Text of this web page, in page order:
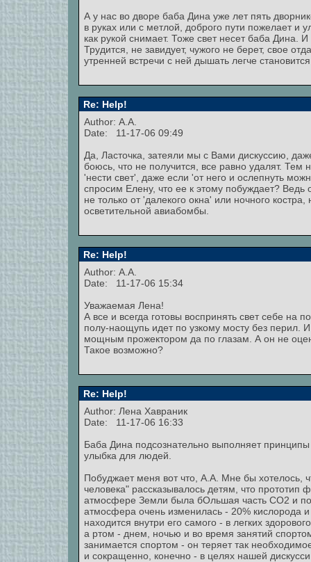
А у нас во дворе баба Дина уже лет пять
в руках или с метлой, доброго пути пожелает и
как рукой снимает. Тоже свет несет баба Дина.
Трудится, не завидует, чужого не берет, свое
утренней встречи с ней дышать легче
Re: Help!
Author: А.А.
Date: 11-17-06 09:49
Да, Ласточка, затеяли мы с Вами дискуссию,
боюсь, что не получится, все равно удалят.
'нести свет', даже если 'от него и ослепнуть
спросим Елену, что ее к этому побуждает? Ведь
не только от 'далекого окна' или ночного
осветительной авиабомбы.
Re: Help!
Author: А.А.
Date: 11-17-06 15:34
Уважаемая Лена!
А все и всегда готовы воспринять свет себе на
полу-наощупь идет по узкому мосту без перил.
мощным прожектором да по глазам. А он не
Такое возможно?
Re: Help!
Author: Лена Хавраник
Date: 11-17-06 16:33
Баба Дина подсознательно выполняет
улыбка для людей.
Побуджает меня вот что, А.А. Мне бы хотелось,
человека" рассказывалось детям, что прототип
атмосфере Земли была бОльшая часть СО2 и
атмосфера очень изменилась - 20% кислорода
находится внутри его самого - в легких
а ртом - днем, ночью и во время занятий
занимается спортом - он теряет так
и сокращенно, конечно - в целях нашей